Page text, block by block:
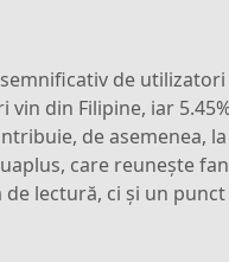
de
din Filipine, iar
de asemenea,
care reunește
lectură, ci și un